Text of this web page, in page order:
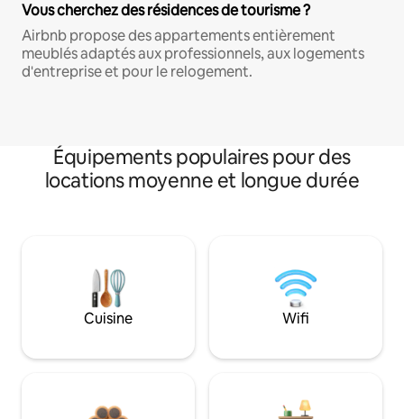
Vous cherchez des résidences de tourisme ?
Airbnb propose des appartements entièrement
meublés adaptés aux professionnels, aux logements
d'entreprise et pour le relogement.
Équipements populaires pour des
locations moyenne et longue durée
Cuisine Wifi